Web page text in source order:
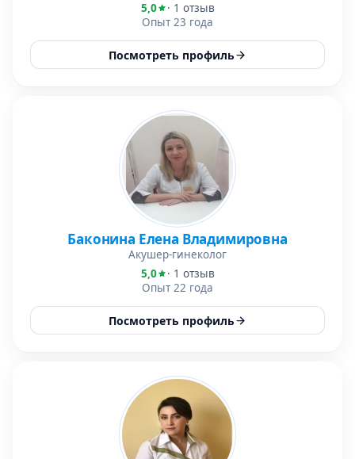
5,0
· 1 отзыв
Опыт 23 года
Посмотреть профиль
Баконина Елена Владимировна
Акушер-гинеколог
5,0
· 1 отзыв
Опыт 22 года
Посмотреть профиль